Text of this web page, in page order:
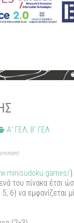
Α' ΓΕΛ, Β' ΓΕΛ
)
του πίνακα έτσι
6) να εμφανίζεται